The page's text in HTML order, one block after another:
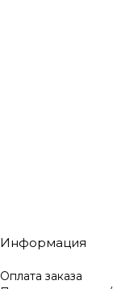
Информация
Оплата заказа